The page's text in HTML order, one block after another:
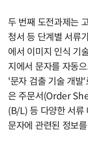
두 번째 도전과제는
청서 등 단계별 서류
에서 이미지 인식 기
지에서 문자를 자동
'문자 검출 기술 개발
은 주문서(Order
(B/L) 등 다양한 서류
문자에 관련된 정보